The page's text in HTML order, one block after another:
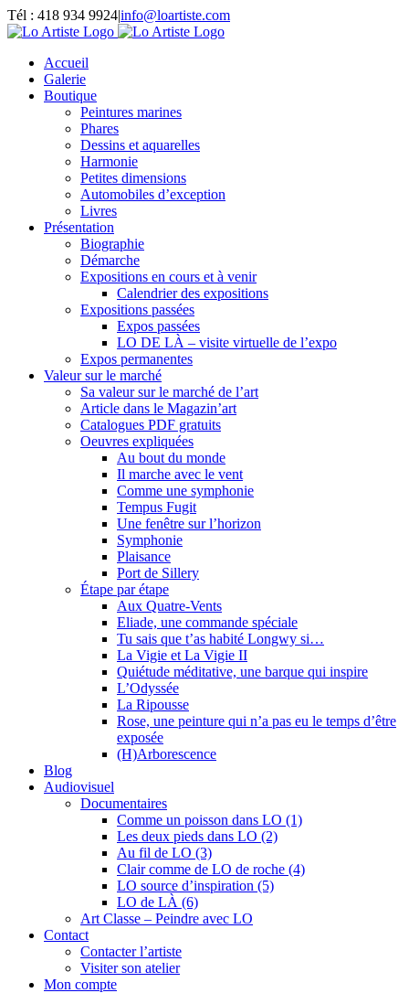
Passer
au
Tél : 418 934 9924|info@loartiste.com
Facebook
Instagram
Email
Pinterest
YouTube
Accueil
Galerie
Boutique
Peintures marines
Phares
Dessins et aquarelles
Harmonie
Petites dimensions
Automobiles d’exception
Livres
Présentation
Biographie
Démarche
Expositions en cours et à venir
Calendrier des expositions
Expositions passées
Expos passées
LO DE LÀ – visite virtuelle de l’expo
Expos permanentes
Valeur sur le marché
Sa valeur sur le marché de l’art
Article dans le Magazin’art
Catalogues PDF gratuits
Oeuvres expliquées
Au bout du monde
Il marche avec le vent
Comme une symphonie
Tempus Fugit
Une fenêtre sur l’horizon
Symphonie
Plaisance
Port de Sillery
Étape par étape
Aux Quatre-Vents
Eliade, une commande spéciale
Tu sais que t’as habité Longwy si…
La Vigie et La Vigie II
Quiétude méditative, une barque qui inspire
L’Odyssée
La Ripousse
Rose, une peinture qui n’a pas eu le temps d’être
exposée
(H)Arborescence
Blog
Audiovisuel
Documentaires
Comme un poisson dans LO (1)
Les deux pieds dans LO (2)
Au fil de LO (3)
Clair comme de LO de roche (4)
LO source d’inspiration (5)
LO de LÀ (6)
Art Classe – Peindre avec LO
Contact
Contacter l’artiste
Visiter son atelier
Mon compte